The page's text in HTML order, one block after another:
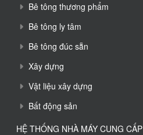
Bê tông thương phẩm
Bê tông ly tâm
Bê tông đúc sẵn
Xây dựng
Vật liệu xây dựng
Bất động sản
HỆ THỐNG NHÀ MÁY CUNG CẤP